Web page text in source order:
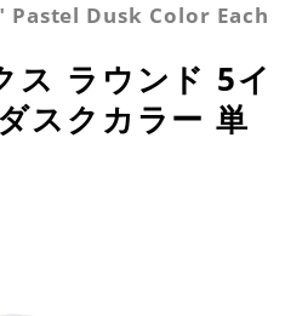
Dusk Color Each
ス ラウンド 5イ
スクカラー 単